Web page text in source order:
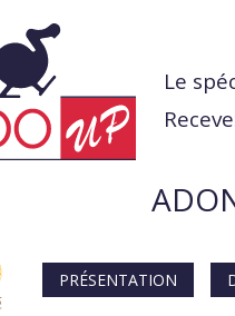
Le
PRÉSENTATION